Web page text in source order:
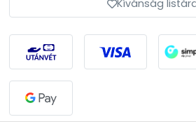
Kívánság